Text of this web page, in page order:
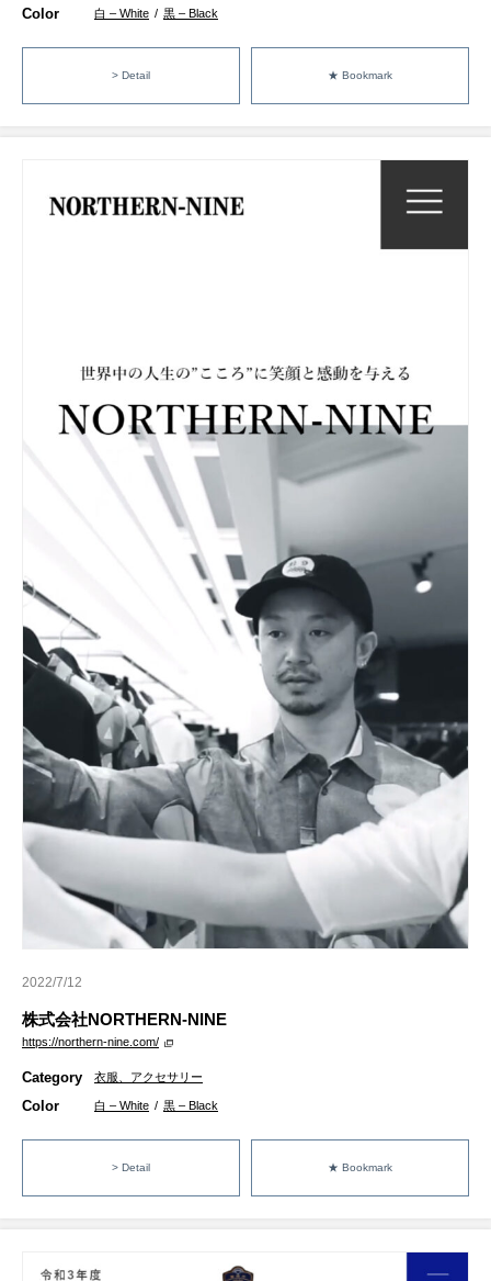
Color 白 – White / 黒 – Black
> Detail ★ Bookmark
2022/7/12
株式会社NORTHERN-NINE
https://northern-nine.com/
Category 衣服、アクセサリー
Color 白 – White / 黒 – Black
> Detail ★ Bookmark